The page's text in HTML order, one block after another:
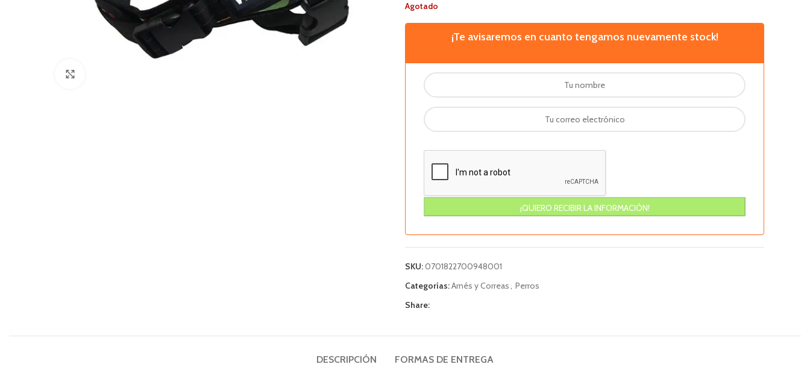
Agotado
¡Te avisaremos en cuanto tengamos nuevamente stock!
SKU:0701822700948001
Categorías:Arnés y Correas, Perros
Share:
DESCRIPCIÓN FORMAS DE ENTREGA